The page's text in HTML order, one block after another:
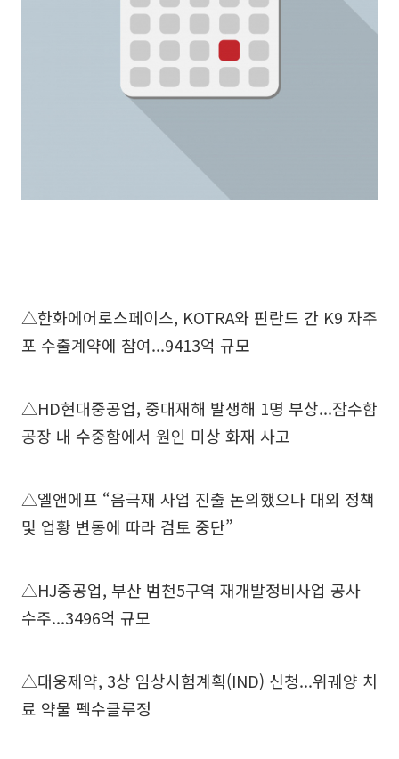
△한화에어로스페이스, KOTRA와 핀란드 간 K9 자주
포 수출계약에 참여...9413억 규모
△HD현대중공업, 중대재해 발생해 1명 부상...잠수함
공장 내 수중함에서 원인 미상 화재 사고
△엘앤에프 “음극재 사업 진출 논의했으나 대외 정책
및 업황 변동에 따라 검토 중단”
△HJ중공업, 부산 범천5구역 재개발정비사업 공사
수주...3496억 규모
△대웅제약, 3상 임상시험계획(IND) 신청...위궤양 치
료 약물 펙수클루정